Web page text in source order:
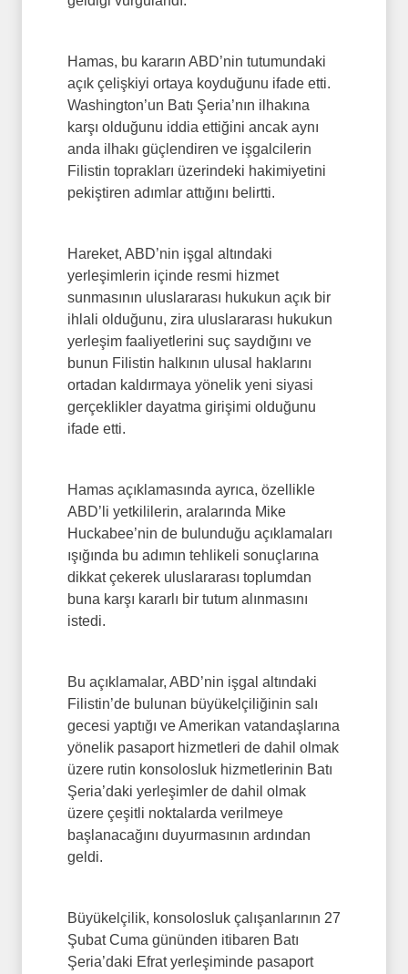
Hamas, bu kararın ABD’nin tutumundaki
açık çelişkiyi ortaya koyduğunu ifade etti.
Washington’un Batı Şeria’nın ilhakına
karşı olduğunu iddia ettiğini ancak aynı
anda ilhakı güçlendiren ve işgalcilerin
Filistin toprakları üzerindeki hakimiyetini
pekiştiren adımlar attığını belirtti.
Hareket, ABD’nin işgal altındaki
yerleşimlerin içinde resmi hizmet
sunmasının uluslararası hukukun açık bir
ihlali olduğunu, zira uluslararası hukukun
yerleşim faaliyetlerini suç saydığını ve
bunun Filistin halkının ulusal haklarını
ortadan kaldırmaya yönelik yeni siyasi
gerçeklikler dayatma girişimi olduğunu
ifade etti.
Hamas açıklamasında ayrıca, özellikle
ABD’li yetkililerin, aralarında Mike
Huckabee’nin de bulunduğu açıklamaları
ışığında bu adımın tehlikeli sonuçlarına
dikkat çekerek uluslararası toplumdan
buna karşı kararlı bir tutum alınmasını
istedi.
Bu açıklamalar, ABD’nin işgal altındaki
Filistin’de bulunan büyükelçiliğinin salı
gecesi yaptığı ve Amerikan vatandaşlarına
yönelik pasaport hizmetleri de dahil olmak
üzere rutin konsolosluk hizmetlerinin Batı
Şeria’daki yerleşimler de dahil olmak
üzere çeşitli noktalarda verilmeye
başlanacağını duyurmasının ardından
geldi.
Büyükelçilik, konsolosluk çalışanlarının 27
Şubat Cuma gününden itibaren Batı
Şeria’daki Efrat yerleşiminde pasaport